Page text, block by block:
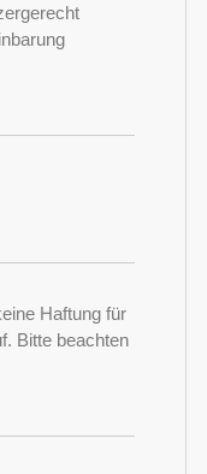
Haftung für
Bitte beachten